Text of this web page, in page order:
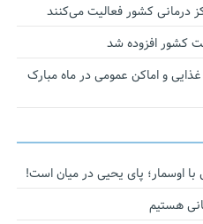
و اماکن عمومی در ماه مبارک
اوسمار؛ پای یحیی در میان است!
هستیم